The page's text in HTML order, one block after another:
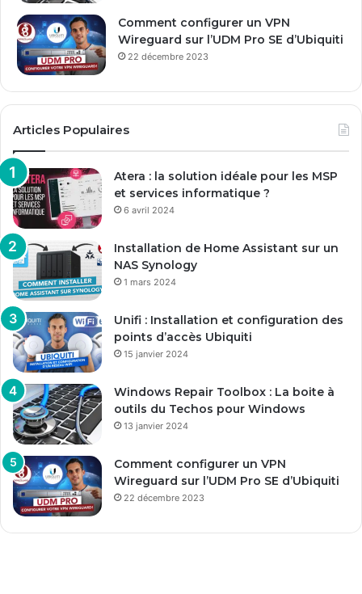
Comment configurer un VPN
Wireguard sur l’UDM Pro SE d’Ubiquiti
22 décembre 2023
Articles Populaires
Atera : la solution idéale pour les MSP
et services informatique ?
6 avril 2024
Installation de Home Assistant sur un
NAS Synology
1 mars 2024
Unifi : Installation et configuration des
points d’accès Ubiquiti
15 janvier 2024
Windows Repair Toolbox : La boite à
outils du Techos pour Windows
13 janvier 2024
Comment configurer un VPN
Wireguard sur l’UDM Pro SE d’Ubiquiti
22 décembre 2023